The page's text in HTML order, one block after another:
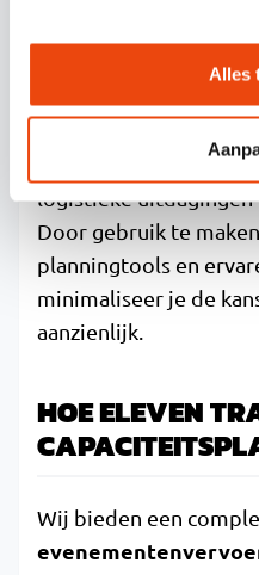
Alles
voor bij
vervoerspartners die
logistieke uitdagingen
Door gebruik te
planningtools en
minimaliseer je de
aanzienlijk.
HOE ELEVEN
Wij bieden een